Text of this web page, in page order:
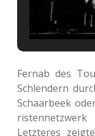
Fernab des
Schlen­dern
Schaar­beek
Letz­te­res